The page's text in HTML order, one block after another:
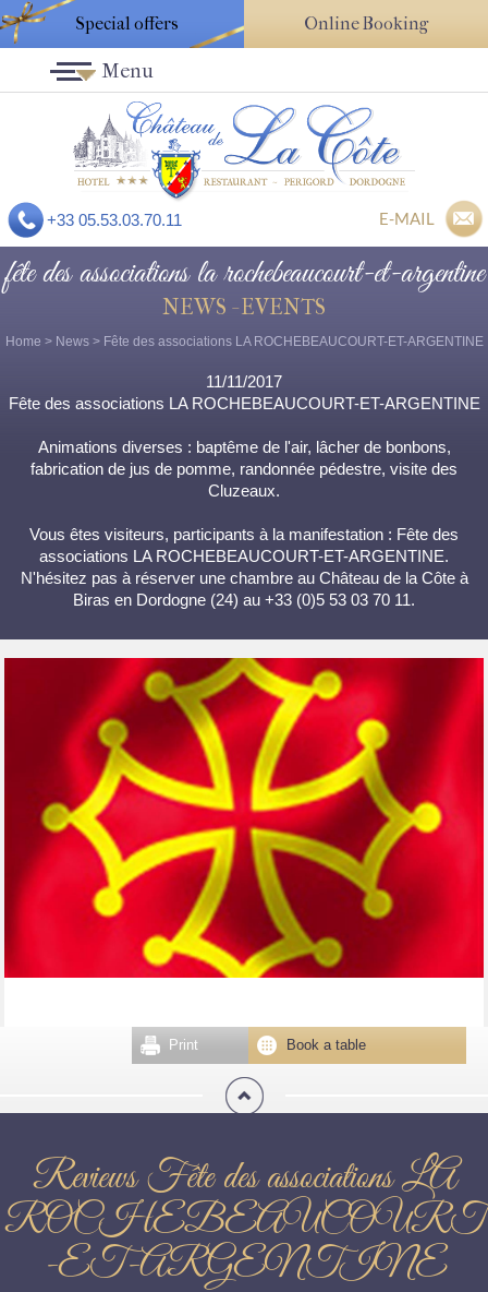
Special offers Online Booking
+33 05.53.03.70.11 E-MAIL
Menu
fête des associations la rochebeaucourt-et-argentine
NEWS - EVENTS
Home > News> Fête des associations LA ROCHEBEAUCOURT-ET-ARGENTINE
11/11/2017
Fête des associations LA ROCHEBEAUCOURT-ET-ARGENTINE
Animations diverses : baptême de l'air, lâcher de bonbons,
fabrication de jus de pomme, randonnée pédestre, visite des
Cluzeaux.
Vous êtes visiteurs, participants à la manifestation : Fête des
associations LA ROCHEBEAUCOURT-ET-ARGENTINE.
N'hésitez pas à réserver une chambre au Château de la Côte à
Biras en Dordogne (24) au +33 (0)5 53 03 70 11.
Book a table
Print
Reviews Fête des associations LA
ROCHEBEAUCOURT
-ET-ARGENTINE